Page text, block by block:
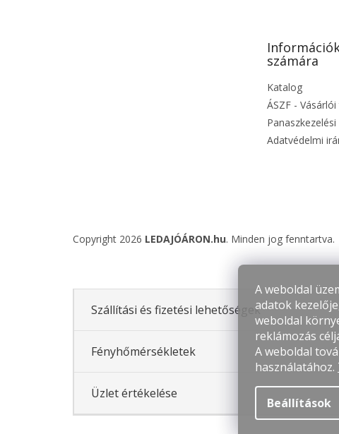
A weboldal
adatok
weboldal
reklámozás
A weboldal
használatához.
Beállítások
számára
Katalog
ÁSZF -
Adatvédelmi
Copyright 2026 LEDAJÓÁRON.hu. Minden jog fenntartva.
Szállítási és fizetési lehetőségek
Fényhőmérsékletek
Üzlet értékelése